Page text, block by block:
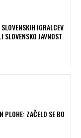
IGRALCEV
SLOVENSKO JAVNOST
PLOHE: ZAČELO SE BO